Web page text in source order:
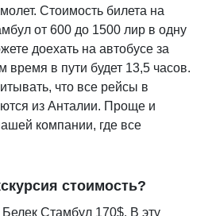
Стоимость билета на
от 600 до 1500 лир в одну
доехать на автобусе за
время в пути будет 13,5 часов.
что все рейсы в
из Анталии. Проще и
компании, где все
стоимость?
Белек Стамбул 170$. В эту